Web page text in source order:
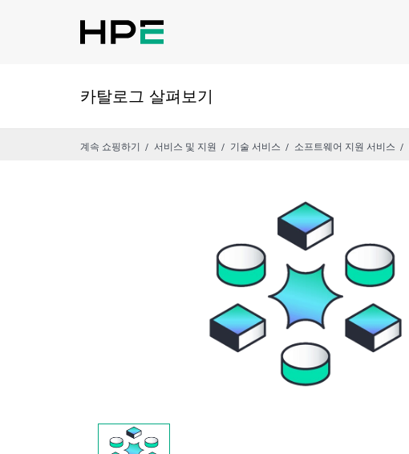
카탈로그 살펴보기
계속 쇼핑하기 서비스 및 지원 기술 서비스 소프트웨어 지원 서비스